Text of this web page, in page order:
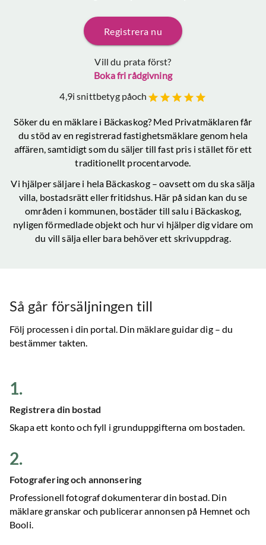
Registrera nu
Vill du prata först?
Boka fri rådgivning
4,9i snittbetyg påoch
Söker du en mäklare i Bäckaskog? Med Privatmäklaren får
du stöd av en registrerad fastighetsmäklare genom hela
affären, samtidigt som du säljer till fast pris i stället för ett
traditionellt procentarvode.
Vi hjälper säljare i hela Bäckaskog– oavsett om du ska sälja
villa, bostadsrätt eller fritidshus. Här på sidan kan du se
områden i kommunen, bostäder till salu i Bäckaskog,
nyligen förmedlade objekt och hur vi hjälper dig vidare om
du vill sälja eller bara behöver ett skrivuppdrag.
Så går försäljningen till
Följ processen i din portal. Din mäklare guidar dig – du
bestämmer takten.
1.
Registrera din bostad
Skapa ett konto och fyll i grunduppgifterna om bostaden.
2.
Fotografering och annonsering
Professionell fotograf dokumenterar din bostad. Din
mäklare granskar och publicerar annonsen på Hemnet och
Booli.